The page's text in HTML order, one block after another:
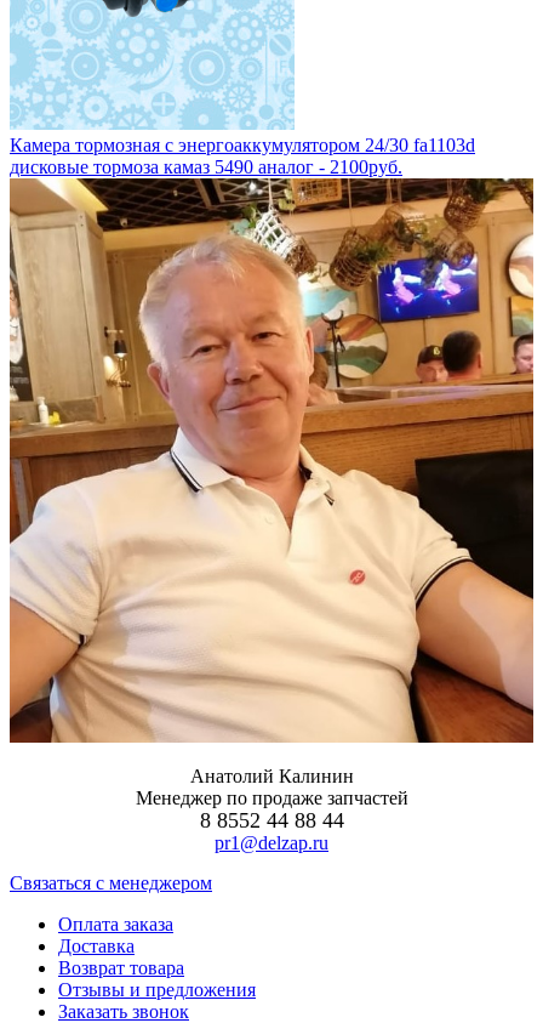
Камера тормозная с энергоаккумулятором 24/30 fa1103d
дисковые тормоза камаз 5490 аналог - 2100руб.
Анатолий Калинин
Менеджер по продаже запчастей
8 8552 44 88 44
pr1@delzap.ru
Cвязаться с менеджером
Оплата заказа
Доставка
Возврат товара
Отзывы и предложения
Заказать звонок